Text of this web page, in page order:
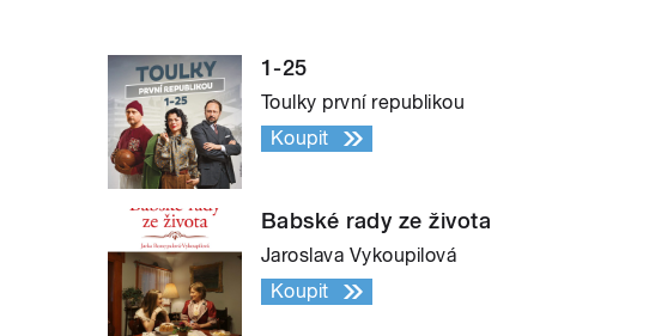
1-25
Toulky první republikou
Koupit
Babské rady ze života
Jaroslava Vykoupilová
Koupit